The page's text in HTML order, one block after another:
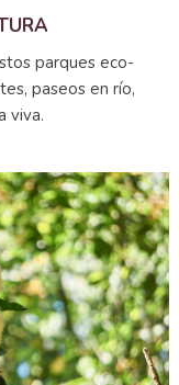
parques eco-
paseos en río,
viva.